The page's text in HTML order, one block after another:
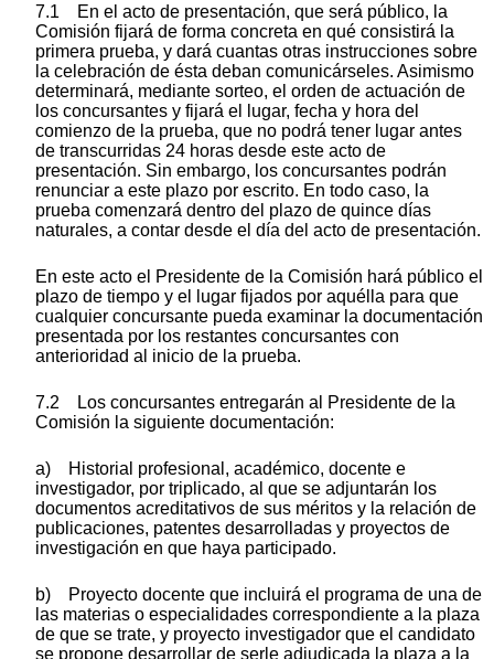
7.1 En el acto de presentación, que será público, la
Comisión fijará de forma concreta en qué consistirá la
primera prueba, y dará cuantas otras instrucciones sobre
la celebración de ésta deban comunicárseles. Asimismo
determinará, mediante sorteo, el orden de actuación de
los concursantes y fijará el lugar, fecha y hora del
comienzo de la prueba, que no podrá tener lugar antes
de transcurridas 24 horas desde este acto de
presentación. Sin embargo, los concursantes podrán
renunciar a este plazo por escrito. En todo caso, la
prueba comenzará dentro del plazo de quince días
naturales, a contar desde el día del acto de presentación.
En este acto el Presidente de la Comisión hará público el
plazo de tiempo y el lugar fijados por aquélla para que
cualquier concursante pueda examinar la documentación
presentada por los restantes concursantes con
anterioridad al inicio de la prueba.
7.2 Los concursantes entregarán al Presidente de la
Comisión la siguiente documentación:
a) Historial profesional, académico, docente e
investigador, por triplicado, al que se adjuntarán los
documentos acreditativos de sus méritos y la relación de
publicaciones, patentes desarrolladas y proyectos de
investigación en que haya participado.
b) Proyecto docente que incluirá el programa de una de
las materias o especialidades correspondiente a la plaza
de que se trate, y proyecto investigador que el candidato
se propone desarrollar de serle adjudicada la plaza a la